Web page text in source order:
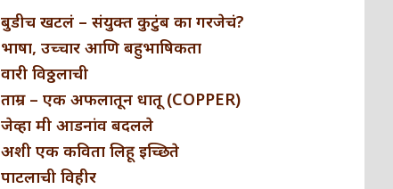
बुडीच खटलं – संयुक्त कुटुंब का गरजेचं?
भाषा, उच्चार आणि बहुभाषिकता
वारी विठ्ठलाची
ताम्र – एक अफलातून धातू (COPPER)
जेव्हा मी आडनांव बदलले
अशी एक कविता लिहू इच्छिते
पाटलाची विहीर